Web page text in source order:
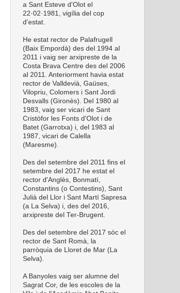
a Sant Esteve d'Olot el
22·02·1981, vigília del cop
d'estat.
He estat rector de Palafrugell
(Baix Empordà) des del 1994 al
2011 i vaig ser arxipreste de la
Costa Brava Centre des del 2006
al 2011. Anteriorment havia estat
rector de Valldevià, Gaüses,
Vilopriu, Colomers i Sant Jordi
Desvalls (Gironès). Del 1980 al
1983, vaig ser vicari de Sant
Cristòfor les Fonts d'Olot i de
Batet (Garrotxa) i, del 1983 al
1987, vicari de Calella
(Maresme).
Des del setembre del 2011 fins el
setembre del 2017 he estat el
rector d'Anglès, Bonmatí,
Constantins (o Contestins), Sant
Julià del Llor i Sant Martí Sapresa
(a La Selva) i, des del 2016,
arxipreste del Ter-Brugent.
Des del setembre del 2017 sóc el
rector de Sant Romà, la
parròquia de Lloret de Mar (La
Selva).
A Banyoles vaig ser alumne del
Sagrat Cor, de les escoles de la